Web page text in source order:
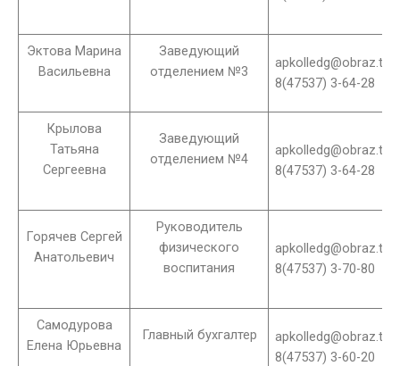
Эктова Марина
Васильевна
Заведующий
отделением №3
8(47537) 3-64-28
Крылова
Татьяна
Сергеевна
Заведующий
отделением №4
8(47537) 3-64-28
Горячев Сергей
Анатольевич
Руководитель
физического
воспитания
8(47537) 3-70-80
Самодурова
Елена Юрьевна
Главный бухгалтер
8(47537) 3-60-20